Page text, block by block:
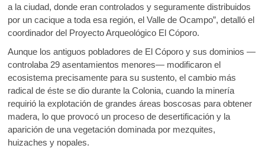
a la ciudad, donde eran controlados y seguramente distribuidos
por un cacique a toda esa región, el Valle de Ocampo”, detalló el
coordinador del Proyecto Arqueológico El Cóporo.
Aunque los antiguos pobladores de El Cóporo y sus dominios —
controlaba 29 asentamientos menores— modificaron el
ecosistema precisamente para su sustento, el cambio más
radical de éste se dio durante la Colonia, cuando la minería
requirió la explotación de grandes áreas boscosas para obtener
madera, lo que provocó un proceso de desertificación y la
aparición de una vegetación dominada por mezquites,
huizaches y nopales.